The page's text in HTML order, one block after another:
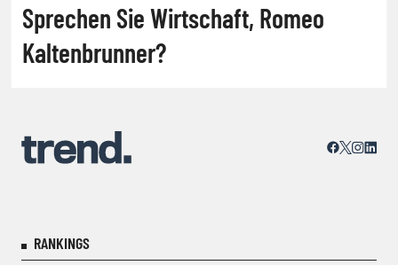
Sprechen Sie Wirtschaft, Romeo
Kaltenbrunner?
RANKINGS